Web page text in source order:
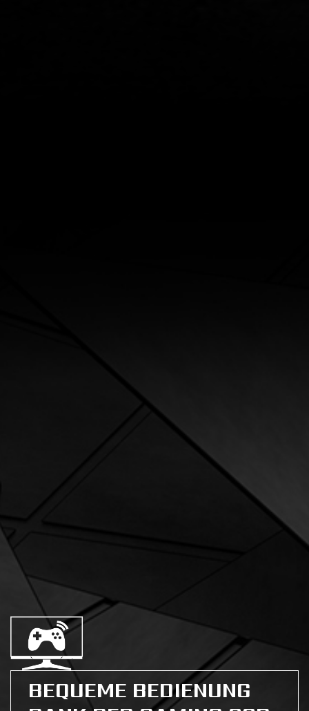
BEQUEME BEDIENUNG